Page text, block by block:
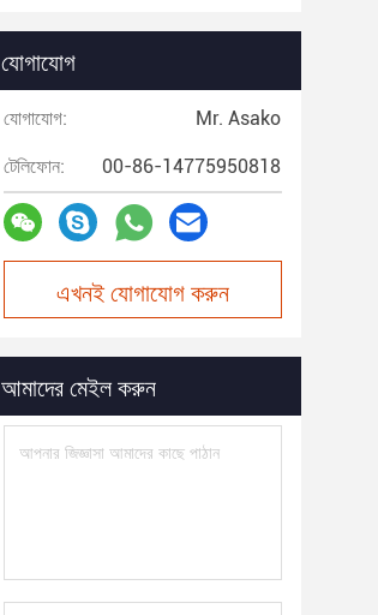
যোগাযোগ
যোগাযোগ: Mr. Asako
টেলিফোন: 00-86-14775950818
এখনই যোগাযোগ করুন
আমাদের মেইল করুন